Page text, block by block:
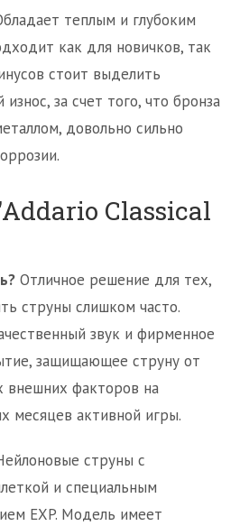
теплым и глубоким
как для новичков, так
стоит выделить
за счет того, что бронза
довольно сильно
Classical
Отличное решение для тех,
струны слишком часто.
звук и фирменное
защищающее струну от
внешних факторов на
месяцев активной игры.
струны с
и специальным
EXP. Модель имеет